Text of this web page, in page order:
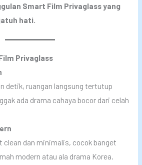
Smart Film Privaglass yang
hati.
Privaglass
detik, ruangan langsung tertutup
ada drama cahaya bocor dari celah
clean dan minimalis, cocok banget
modern atau ala drama Korea.